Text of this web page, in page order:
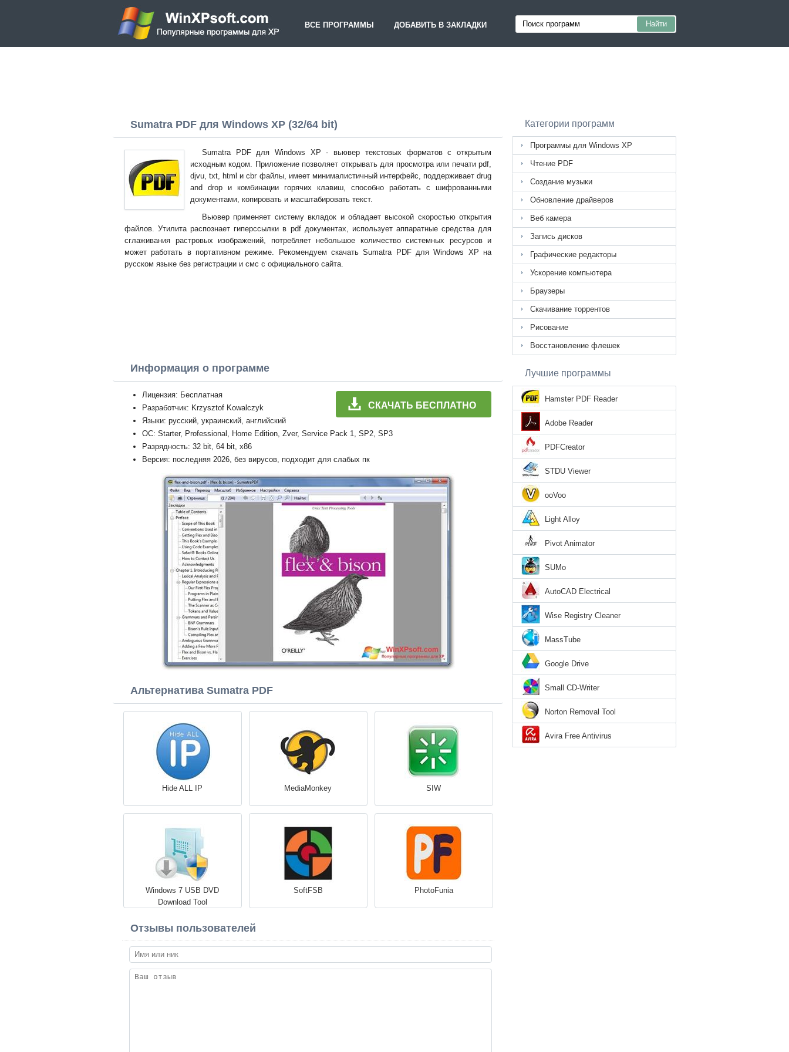
ВСЕ ПРОГРАММЫ ДОБАВИТЬ В ЗАКЛАДКИ
Sumatra PDF для Windows XP (32/64 bit)
Sumatra PDF для Windows XP - вьювер текстовых форматов с открытым
исходным кодом. Приложение позволяет открывать для просмотра или печати pdf,
djvu, txt, html и cbr файлы, имеет минималистичный интерфейс, поддерживает drug
and drop и комбинации горячих клавиш, способно работать с шифрованными
документами, копировать и масштабировать текст.
Вьювер применяет систему вкладок и обладает высокой скоростью открытия
файлов. Утилита распознает гиперссылки в pdf документах, использует аппаратные средства для
сглаживания растровых изображений, потребляет небольшое количество системных ресурсов и
может работать в портативном режиме. Рекомендуем скачать Sumatra PDF для Windows XP на
русском языке без регистрации и смс с официального сайта.
Информация о программе
СКАЧАТЬ БЕСПЛАТНО
Лицензия: Бесплатная
Разработчик: Krzysztof Kowalczyk
Языки: русский, украинский, английский
ОС: Starter, Professional, Home Edition, Zver, Service Pack 1, SP2, SP3
Разрядность: 32 bit, 64 bit, x86
Версия: последняя 2026, без вирусов, подходит для слабых пк
Альтернатива Sumatra PDF
Hide ALL IP MediaMonkey SIW
Windows 7 USB DVD
Download Tool
SoftFSB PhotoFunia
Отзывы пользователей
Категории программ
Программы для Windows XP
Чтение PDF
Создание музыки
Обновление драйверов
Веб камера
Запись дисков
Графические редакторы
Ускорение компьютера
Браузеры
Скачивание торрентов
Рисование
Восстановление флешек
Лучшие программы
Hamster PDF Reader
Adobe Reader
PDFCreator
STDU Viewer
ooVoo
Light Alloy
Pivot Animator
SUMo
AutoCAD Electrical
Wise Registry Cleaner
MassTube
Google Drive
Small CD-Writer
Norton Removal Tool
Avira Free Antivirus